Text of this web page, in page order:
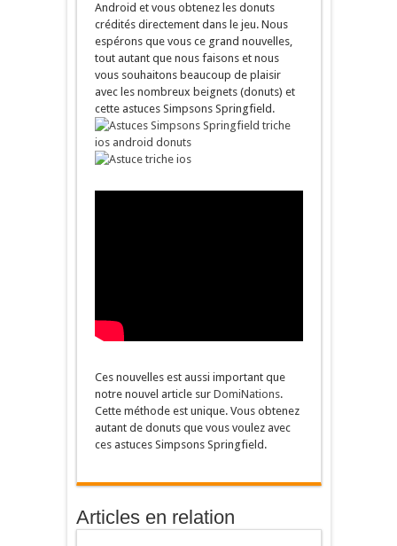
Android et vous obtenez les donuts
crédités directement dans le jeu. Nous
espérons que vous ce grand nouvelles,
tout autant que nous faisons et nous
vous souhaitons beaucoup de plaisir
avec les nombreux beignets (donuts) et
cette astuces Simpsons Springfield.
Ces nouvelles est aussi important que
notre nouvel article sur DomiNations.
Cette méthode est unique. Vous obtenez
autant de donuts que vous voulez avec
ces astuces Simpsons Springfield.
Articles en relation